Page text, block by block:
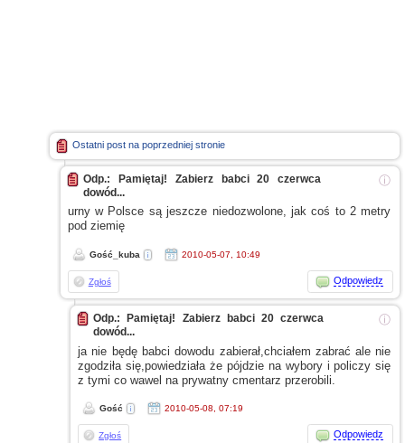
Ostatni post na poprzedniej stronie
ⓘ
Odp.: Pamiętaj! Zabierz babci 20 czerwca
dowód...
urnyw Polsce są jeszcze niedozwolone, jak coś to 2 metry
pod ziemię
Gość_kuba 2010-05-07, 10:49
Zgłoś Odpowiedz
ⓘ
Odp.: Pamiętaj! Zabierz babci 20 czerwca
dowód...
ja nie będę babci dowodu zabierał,chciałem zabrać ale nie
zgodziła się,powiedziała że pójdzie na wybory i policzy się
z tymi co wawel na prywatny cmentarz przerobili.
Gość 2010-05-08, 07:19
Zgłoś Odpowiedz